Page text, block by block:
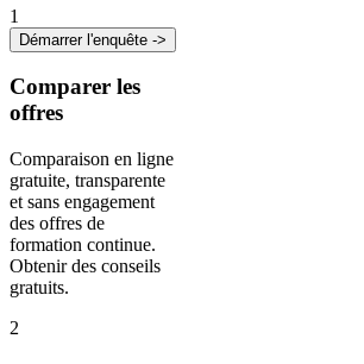
1
Démarrer l'enquête ->
Comparer les
offres
Comparaison en ligne
gratuite, transparente
et sans engagement
des offres de
formation continue.
Obtenir des conseils
gratuits.
2